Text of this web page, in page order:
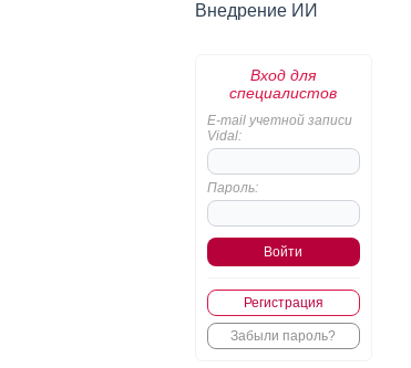
Внедрение ИИ
Вход для
специалистов
E-mail учетной записи
Vidal:
Пароль:
Регистрация
Забыли пароль?